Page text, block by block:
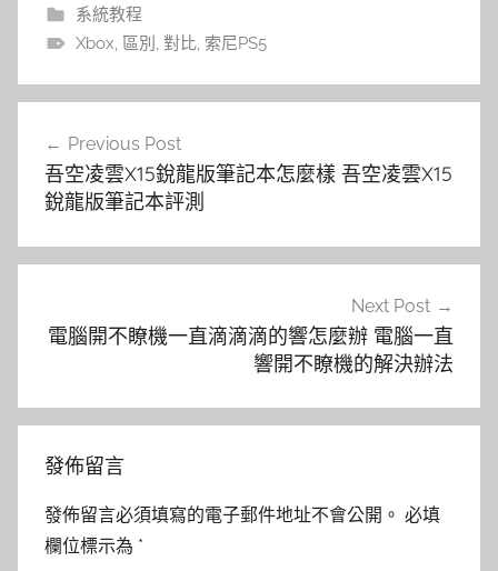
系統教程
Xbox, 區別 , 對比, 索尼PS5
導
覽
Previous Post
吾空凌雲X15銳龍版筆記本怎麼樣 吾空凌雲X15
銳龍版筆記本評測
Next Post
電腦開不瞭機一直滴滴滴的響怎麼辦 電腦一直
響開不瞭機的解決辦法
發佈留言
發佈留言必須填寫的電子郵件地址不會公開。 必填
欄位標示為 *